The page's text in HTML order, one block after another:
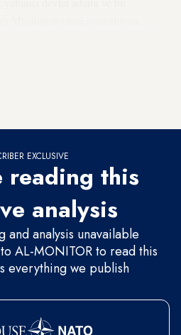
EXCLUSIVE
reading this
analysis
analysis unavailable
AL-MONITOR to read this
everything we publish